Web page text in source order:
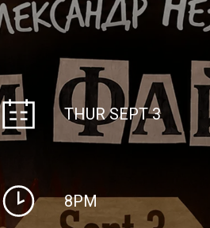
THUR SEPT 3
8PM